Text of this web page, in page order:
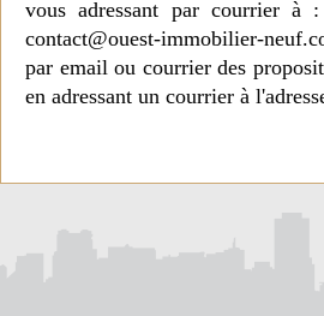
vous adressant par courrier à
contact@ouest-immobilier-
par email ou courrier des
en adressant un courrier à